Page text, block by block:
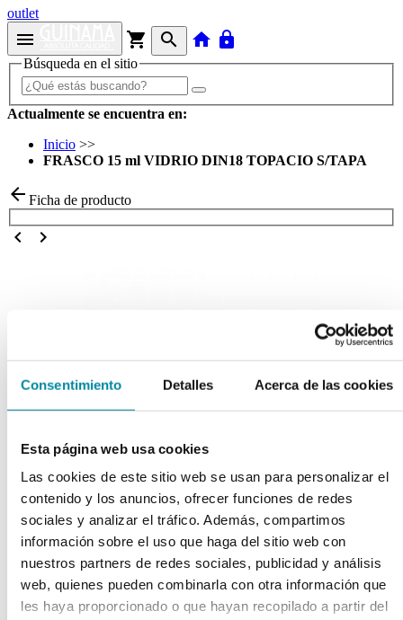
Consentimiento Detalles Acerca de las cookies
Esta página web usa cookies
Las cookies de este sitio web se usan para personalizar el
contenido y los anuncios, ofrecer funciones de redes
sociales y analizar el tráfico. Además, compartimos
información sobre el uso que haga del sitio web con
nuestros partners de redes sociales, publicidad y análisis
web, quienes pueden combinarla con otra información que
les haya proporcionado o que hayan recopilado a partir del
outlet
menu shopping_cart search home lock
Búsqueda en el sitio
Actualmente se encuentra en:
Inicio >>
FRASCO 15 ml VIDRIO DIN18 TOPACIO S/TAPA
arrow_back Ficha de producto
chevron_left chevron_right
adquiriendo este producto
consigue 15 puntos de fidelización
FRASCO 15 ml VIDRIO